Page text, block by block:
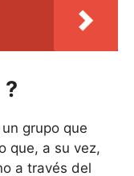
?
grupo que
que, a su vez,
a través del